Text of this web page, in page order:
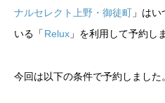
ナルセレクト上野・御徒町 」は
いる「 Relux 」を利用して予約し
今回は以下の条件で予約しました。